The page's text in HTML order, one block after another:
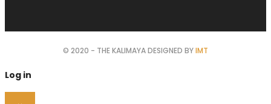
© 2020 - THE KALIMAYA DESIGNED BYIMT
Log in